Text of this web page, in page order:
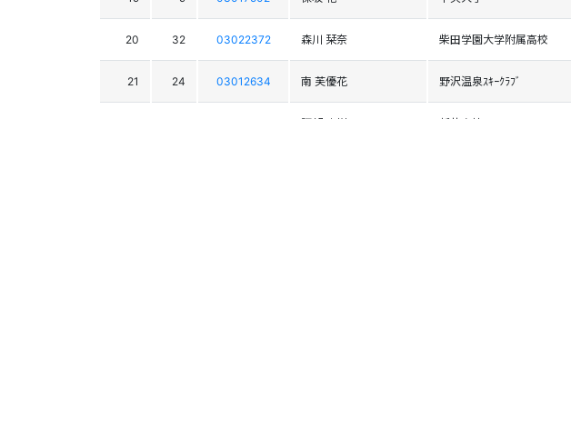
20 32 03022372 森川 栞奈 柴田学園大学附属高校
21 24 03012634 南 芙優花 野沢温泉ｽｷｰｸﾗﾌﾞ
阿部 杏樹 新井高校